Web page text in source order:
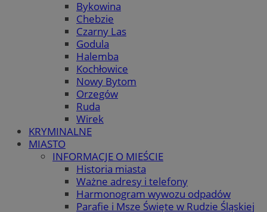
Bykowina
Chebzie
Czarny Las
Godula
Halemba
Kochłowice
Nowy Bytom
Orzegów
Ruda
Wirek
KRYMINALNE
MIASTO
INFORMACJE O MIEŚCIE
Historia miasta
Ważne adresy i telefony
Harmonogram wywozu odpadów
Parafie i Msze Święte w Rudzie Śląskiej